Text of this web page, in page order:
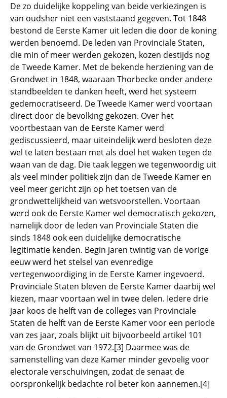
De zo duidelijke koppeling van beide verkiezingen is
van oudsher niet een vaststaand gegeven. Tot 1848
bestond de Eerste Kamer uit leden die door de koning
werden benoemd. De leden van Provinciale Staten,
die min of meer werden gekozen, kozen destijds nog
de Tweede Kamer. Met de bekende herziening van de
Grondwet in 1848, waaraan Thorbecke onder andere
standbeelden te danken heeft, werd het systeem
gedemocratiseerd. De Tweede Kamer werd voortaan
direct door de bevolking gekozen. Over het
voortbestaan van de Eerste Kamer werd
gediscussieerd, maar uiteindelijk werd besloten deze
wel te laten bestaan met als doel het waken tegen de
waan van de dag. Die taak leggen we tegenwoordig uit
als veel minder politiek zijn dan de Tweede Kamer en
veel meer gericht zijn op het toetsen van de
grondwettelijkheid van wetsvoorstellen. Voortaan
werd ook de Eerste Kamer wel democratisch gekozen,
namelijk door de leden van Provinciale Staten die
sinds 1848 ook een duidelijke democratische
legitimatie kenden. Begin jaren twintig van de vorige
eeuw werd het stelsel van evenredige
vertegenwoordiging in de Eerste Kamer ingevoerd.
Provinciale Staten bleven de Eerste Kamer daarbij wel
kiezen, maar voortaan wel in twee delen. Iedere drie
jaar koos de helft van de colleges van Provinciale
Staten de helft van de Eerste Kamer voor een periode
van zes jaar, zoals blijkt uit bijvoorbeeld artikel 101
van de Grondwet van 1972.[3] Daarmee was de
samenstelling van deze Kamer minder gevoelig voor
electorale verschuivingen, zodat de senaat de
oorspronkelijk bedachte rol beter kon aannemen.[4]